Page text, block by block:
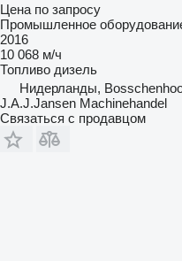
Цена по запросу
Промышленное
2016
10 068 м/ч
Топливо дизель
Нидерланды,
J.A.J.Jansen Machinehandel
Связаться с продавцом